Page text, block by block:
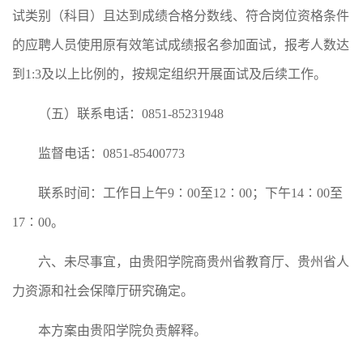
试类别（科目）且达到成绩合格分数线、符合岗位资格条件
的应聘人员使用原有效笔试成绩报名参加面试，报考人数达
到1:3及以上比例的，按规定组织开展面试及后续工作。
（五）联系电话：0851-85231948
监督电话：0851-85400773
联系时间：工作日上午9∶00至12∶00；下午14∶00至
17∶00。
六、未尽事宜，由贵阳学院商贵州省教育厅、贵州省人
力资源和社会保障厅研究确定。
本方案由贵阳学院负责解释。